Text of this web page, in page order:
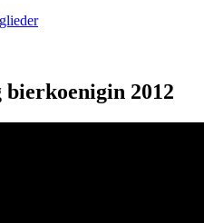
bierkoenigin 2012